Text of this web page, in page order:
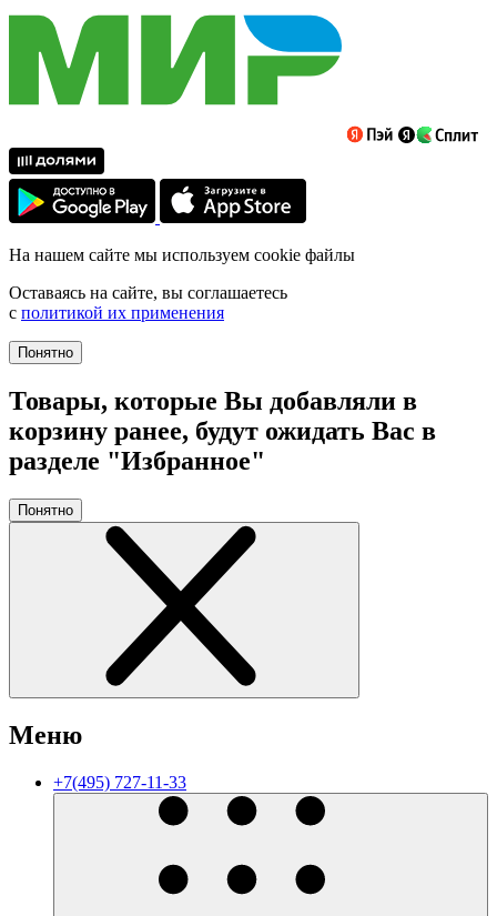
На нашем сайте мы используем cookie файлы
Оставаясь на сайте, вы соглашаетесь
с политикой их применения
Понятно
Товары, которые Вы добавляли в
корзину ранее, будут ожидать Вас в
разделе "Избранное"
Понятно
Меню
+7(495) 727-11-33